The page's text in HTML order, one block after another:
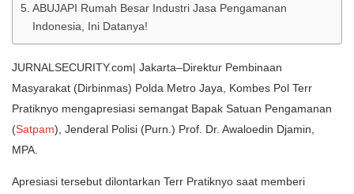
ABUJAPI Rumah Besar Industri Jasa Pengamanan
Indonesia, Ini Datanya!
JURNALSECURITY.com| Jakarta–Direktur Pembinaan
Masyarakat (Dirbinmas) Polda Metro Jaya, Kombes Pol Terr
Pratiknyo mengapresiasi semangat Bapak Satuan Pengamanan
(Satpam), Jenderal Polisi (Purn.) Prof. Dr. Awaloedin Djamin,
MPA.
Apresiasi tersebut dilontarkan Terr Pratiknyo saat memberi